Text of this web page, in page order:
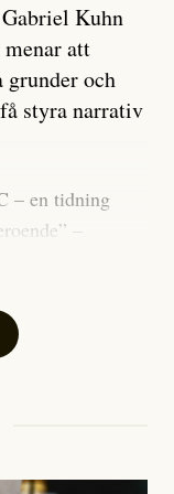
Kuhn
att
grunder och
styra narrativ
– en tidning
–
”röd, grön och
bra